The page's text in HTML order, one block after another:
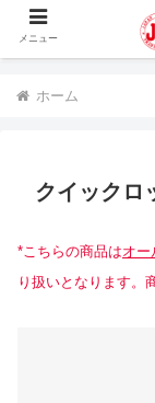
蓄電池・堆肥撹拌機・
ホーム
クイックロ
*こちらの商品はオー
り扱いとなります。
メニュー